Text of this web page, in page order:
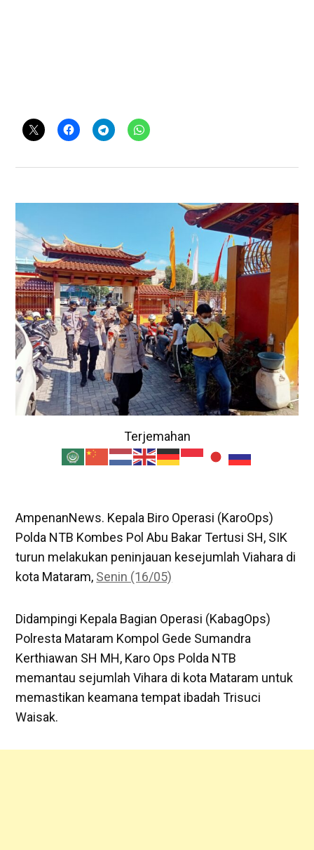
Terjemahan
AmpenanNews. Kepala Biro Operasi (KaroOps)
Polda NTB Kombes Pol Abu Bakar Tertusi SH, SIK
turun melakukan peninjauan kesejumlah Viahara di
kota Mataram, Senin (16/05)
Didampingi Kepala Bagian Operasi (KabagOps)
Polresta Mataram Kompol Gede Sumandra
Kerthiawan SH MH, Karo Ops Polda NTB
memantau sejumlah Vihara di kota Mataram untuk
memastikan keamana tempat ibadah Trisuci
Waisak.